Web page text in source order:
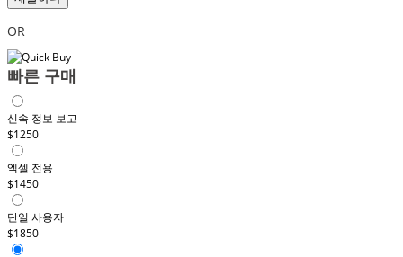
OR
빠른 구매
신속 정보 보고
$1250
엑셀 전용
$1450
단일 사용자
$1850